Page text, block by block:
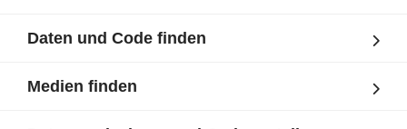
Daten und Code finden
Medien finden